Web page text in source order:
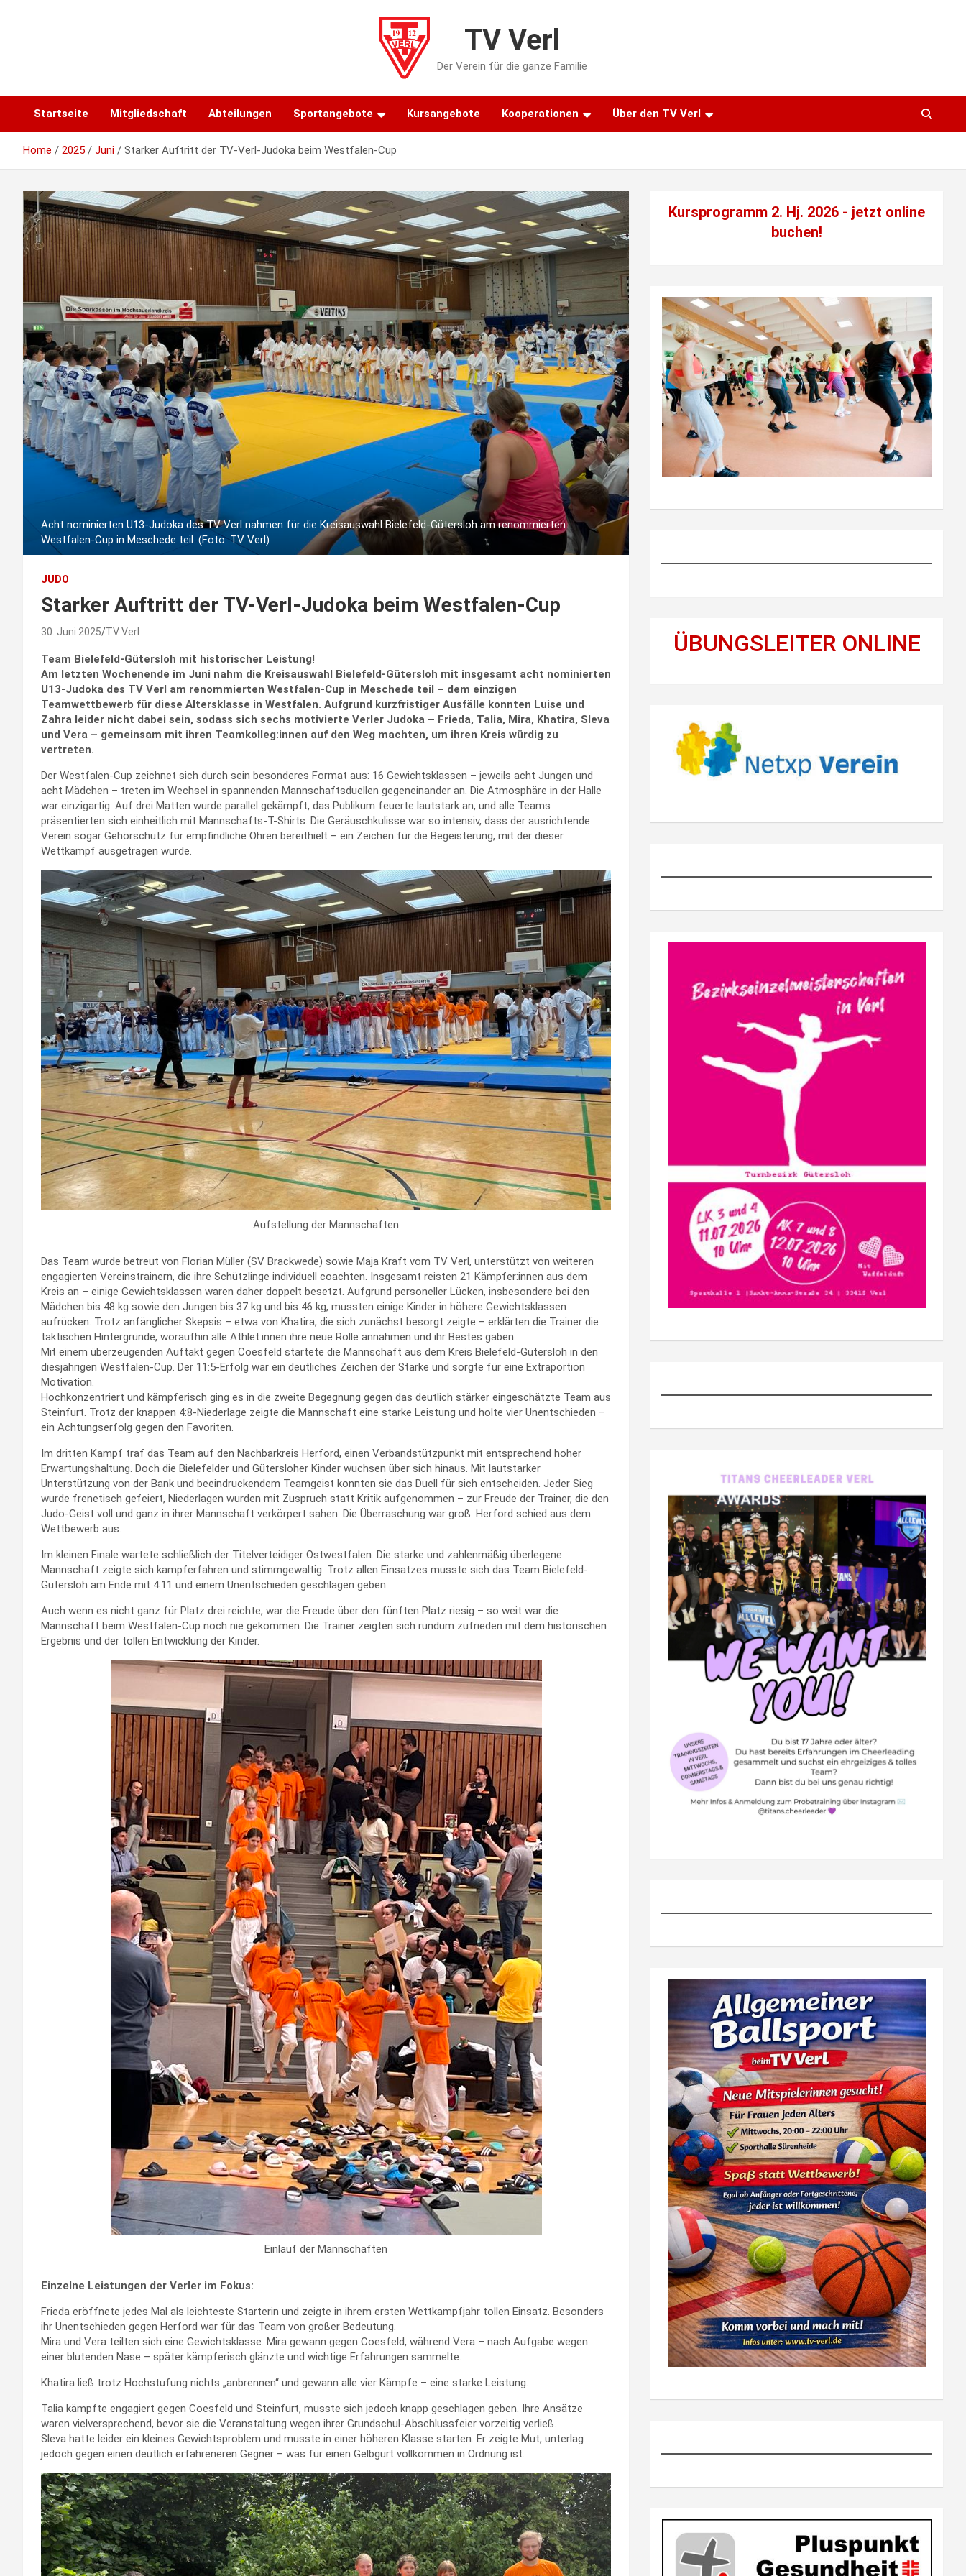
TV Verl
Der Verein für die ganze Familie
Startseite Mitgliedschaft Abteilungen Sportangebote Kursangebote Kooperationen Über den TV Verl
Home 2025 Juni Starker Auftritt der TV-Verl-Judoka beim Westfalen-Cup
Acht nominierten U13-Judoka des TV Verl nahmen für die Kreisauswahl Bielefeld-Gütersloh am renommierten
Westfalen-Cup in Meschede teil. (Foto: TV Verl)
JUDO
Starker Auftritt der TV-Verl-Judoka beim Westfalen-Cup
30. Juni 2025 TV Verl
Team Bielefeld-Gütersloh mit historischer Leistung!
Am letzten Wochenende im Juni nahm die Kreisauswahl Bielefeld-Gütersloh mit insgesamt acht nominierten
U13-Judoka des TV Verl am renommierten Westfalen-Cup in Meschede teil – dem einzigen
Teamwettbewerb für diese Altersklasse in Westfalen. Aufgrund kurzfristiger Ausfälle konnten Luise und
Zahra leider nicht dabei sein, sodass sich sechs motivierte Verler Judoka – Frieda, Talia, Mira, Khatira, Sleva
und Vera – gemeinsam mit ihren Teamkolleg:innen auf den Weg machten, um ihren Kreis würdig zu
vertreten.
Der Westfalen-Cup zeichnet sich durch sein besonderes Format aus: 16 Gewichtsklassen – jeweils acht Jungen und
acht Mädchen – treten im Wechsel in spannenden Mannschaftsduellen gegeneinander an. Die Atmosphäre in der Halle
war einzigartig: Auf drei Matten wurde parallel gekämpft, das Publikum feuerte lautstark an, und alle Teams
präsentierten sich einheitlich mit Mannschafts-T-Shirts. Die Geräuschkulisse war so intensiv, dass der ausrichtende
Verein sogar Gehörschutz für empfindliche Ohren bereithielt – ein Zeichen für die Begeisterung, mit der dieser
Wettkampf ausgetragen wurde.
Aufstellung der Mannschaften
Das Team wurde betreut von Florian Müller (SV Brackwede) sowie Maja Kraft vom TV Verl, unterstützt von weiteren
engagierten Vereinstrainern, die ihre Schützlinge individuell coachten. Insgesamt reisten 21 Kämpfer:innen aus dem
Kreis an – einige Gewichtsklassen waren daher doppelt besetzt. Aufgrund personeller Lücken, insbesondere bei den
Mädchen bis 48 kg sowie den Jungen bis 37 kg und bis 46 kg, mussten einige Kinder in höhere Gewichtsklassen
aufrücken. Trotz anfänglicher Skepsis – etwa von Khatira, die sich zunächst besorgt zeigte – erklärten die Trainer die
taktischen Hintergründe, woraufhin alle Athlet:innen ihre neue Rolle annahmen und ihr Bestes gaben.
Mit einem überzeugenden Auftakt gegen Coesfeld startete die Mannschaft aus dem Kreis Bielefeld-Gütersloh in den
diesjährigen Westfalen-Cup. Der 11:5-Erfolg war ein deutliches Zeichen der Stärke und sorgte für eine Extraportion
Motivation.
Hochkonzentriert und kämpferisch ging es in die zweite Begegnung gegen das deutlich stärker eingeschätzte Team aus
Steinfurt. Trotz der knappen 4:8-Niederlage zeigte die Mannschaft eine starke Leistung und holte vier Unentschieden –
ein Achtungserfolg gegen den Favoriten.
Im dritten Kampf traf das Team auf den Nachbarkreis Herford, einen Verbandstützpunkt mit entsprechend hoher
Erwartungshaltung. Doch die Bielefelder und Gütersloher Kinder wuchsen über sich hinaus. Mit lautstarker
Unterstützung von der Bank und beeindruckendem Teamgeist konnten sie das Duell für sich entscheiden. Jeder Sieg
wurde frenetisch gefeiert, Niederlagen wurden mit Zuspruch statt Kritik aufgenommen – zur Freude der Trainer, die den
Judo-Geist voll und ganz in ihrer Mannschaft verkörpert sahen. Die Überraschung war groß: Herford schied aus dem
Wettbewerb aus.
Im kleinen Finale wartete schließlich der Titelverteidiger Ostwestfalen. Die starke und zahlenmäßig überlegene
Mannschaft zeigte sich kampferfahren und stimmgewaltig. Trotz allen Einsatzes musste sich das Team Bielefeld-
Gütersloh am Ende mit 4:11 und einem Unentschieden geschlagen geben.
Auch wenn es nicht ganz für Platz drei reichte, war die Freude über den fünften Platz riesig – so weit war die
Mannschaft beim Westfalen-Cup noch nie gekommen. Die Trainer zeigten sich rundum zufrieden mit dem historischen
Ergebnis und der tollen Entwicklung der Kinder.
Einlauf der Mannschaften
Einzelne Leistungen der Verler im Fokus:
Frieda eröffnete jedes Mal als leichteste Starterin und zeigte in ihrem ersten Wettkampfjahr tollen Einsatz. Besonders
ihr Unentschieden gegen Herford war für das Team von großer Bedeutung.
Mira und Vera teilten sich eine Gewichtsklasse. Mira gewann gegen Coesfeld, während Vera – nach Aufgabe wegen
einer blutenden Nase – später kämpferisch glänzte und wichtige Erfahrungen sammelte.
Khatira ließ trotz Hochstufung nichts „anbrennen“ und gewann alle vier Kämpfe – eine starke Leistung.
Talia kämpfte engagiert gegen Coesfeld und Steinfurt, musste sich jedoch knapp geschlagen geben. Ihre Ansätze
waren vielversprechend, bevor sie die Veranstaltung wegen ihrer Grundschul-Abschlussfeier vorzeitig verließ.
Sleva hatte leider ein kleines Gewichtsproblem und musste in einer höheren Klasse starten. Er zeigte Mut, unterlag
jedoch gegen einen deutlich erfahreneren Gegner – was für einen Gelbgurt vollkommen in Ordnung ist.
Kursprogramm 2. Hj. 2026 - jetzt online
buchen!
ÜBUNGSLEITER ONLINE